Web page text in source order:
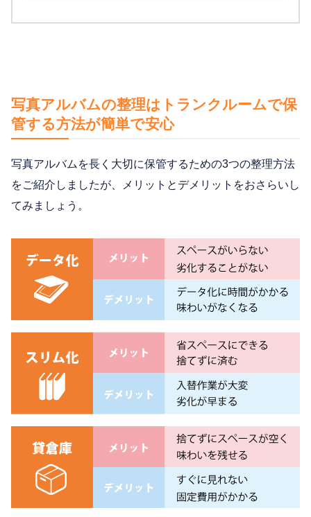
写真アルバムの整理はトランクルームで保
管する方法が簡単で安心
写真アルバムを長く大切に保管するための3つの整理方法
をご紹介しましたが、メリットとデメリットをおさらいし
てみましょう。